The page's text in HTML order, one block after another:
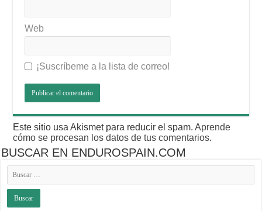
Web
¡Suscríbeme a la lista de correo!
Este sitio usa Akismet para reducir el spam.Aprende
cómo se procesan los datos de tus comentarios.
BUSCAR EN ENDUROSPAIN.COM